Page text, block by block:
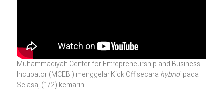
Muhammadiyah Center for Entrepreneurship and Business
Incubator (MCEBI) menggelar Kick Off secara hybrid pada
Selasa, (1/2) kemarin.